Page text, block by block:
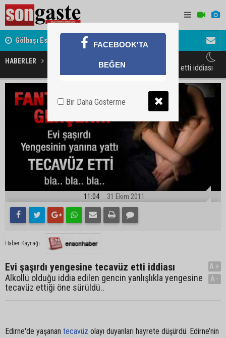
Gölbaşı Esnafının Sesi Ankara Kalkınma Ajansı'nda Avukat
akını
HABERLER
Evi şaşırdı yengesine tecavüz etti iddiası
11:04 31 Ekim 2011
Haber Kaynağı
Evi şaşırdı yengesine tecavüz etti iddiası
Alkollü olduğu iddia edilen gencin yanlışlıkla yengesine
tecavüz ettiği öne sürüldü..
A+
A-
Edirne'de yaşanan tecavüz olayı duyanları hayrete düşürdü. Edirne’nin
FACEBOOK'TA
BEĞEN
Bir Daha Gösterme